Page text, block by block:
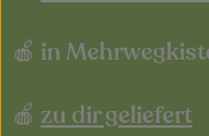
🍎 in
🍎 zu dir geliefert